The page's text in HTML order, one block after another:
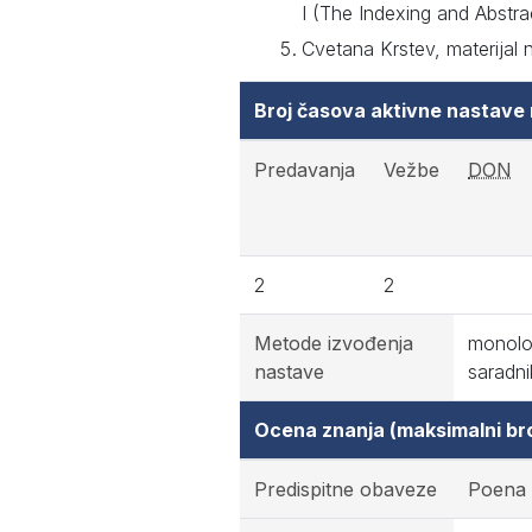
I (The Indexing and
Cvetana Krstev,
Broj časova aktivne
Predavanja Vežbe DON
2 2
Metode izvođenja
nastave
Ocena znanja (maksimalni
Predispitne obaveze Poena